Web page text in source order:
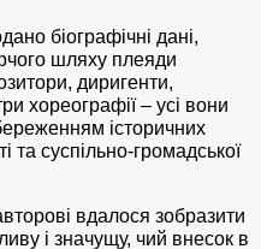
біографічні дані,
шляху плеяди
диригенти,
хореографії – усі вони
історичних
та суспільно-громадської
вдалося зобразити
і значущу, чий внесок в